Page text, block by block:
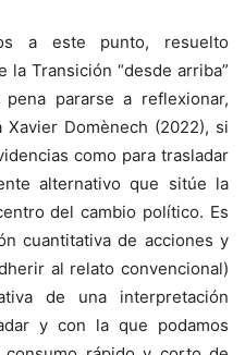
a este punto, resuelto
la Transición “desde arriba”
pararse a reflexionar,
Domènech (2022), si
como para trasladar
alternativo que sitúe la
del cambio político. Es
cuantitativa de acciones y
al relato convencional)
de una interpretación
y con la que podamos